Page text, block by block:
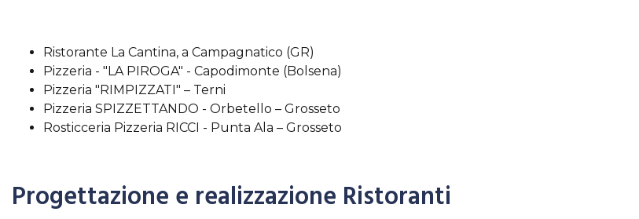
Ristorante La Cantina, a Campagnatico (GR)
Pizzeria - "LA PIROGA" - Capodimonte (Bolsena)
Pizzeria "RIMPIZZATI" – Terni
Pizzeria SPIZZETTANDO - Orbetello – Grosseto
Rosticceria Pizzeria RICCI - Punta Ala – Grosseto
Progettazione e realizzazione Ristoranti